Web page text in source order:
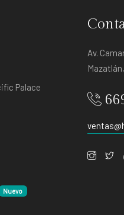
Palace
Nuevo
Av.